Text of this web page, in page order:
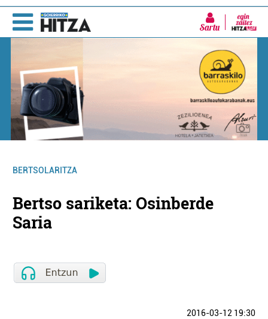
Sartu
BERTSOLARITZA
Bertso sariketa: Osinberde
Saria
2016-03-12 19:30